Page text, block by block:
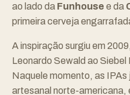
ao lado da Funhouse e da
primeira cerveja
A inspiração surgiu em
Leonardo Sewald ao
Naquele momento, as
artesanal norte-americana,